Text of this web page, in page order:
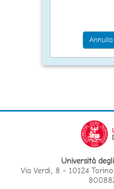
Annulla
Università
Via Verdi, 8 - 10124